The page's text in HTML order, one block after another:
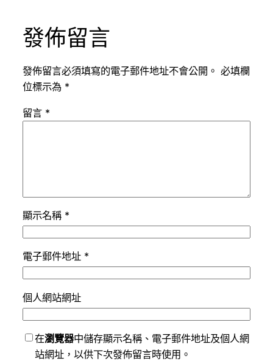
發佈留言
發佈留言必須填寫的電子郵件地址不會公開。 必填欄
位標示為 *
留言 *
顯示名稱 *
電子郵件地址 *
個人網站網址
在瀏覽器中儲存顯示名稱、電子郵件地址及個人網
站網址，以供下次發佈留言時使用。